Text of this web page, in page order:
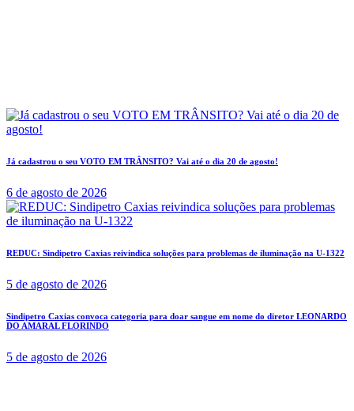
Já cadastrou o seu VOTO EM TRÂNSITO? Vai até o dia 20 de agosto!
6 de agosto de 2026
REDUC: Sindipetro Caxias reivindica soluções para problemas de iluminação na U-1322
5 de agosto de 2026
Sindipetro Caxias convoca categoria para doar sangue em nome do diretor LEONARDO
DO AMARAL FLORINDO
5 de agosto de 2026